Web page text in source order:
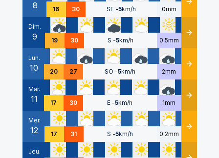
8 16 30 SE -5km/h 0mm Détails
Dim.
9 19 30 S -5km/h 0.5mm Détails
Lun.
10 20 27 SO -5km/h 2mm Détails
Mar.
11 17 30 E -5km/h 1mm Détails
Mer.
12 17 31 S -5km/h 0.2mm Détails
Jeu.